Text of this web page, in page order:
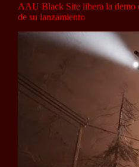
AAU Black Site libera la demo
de su lanzamiento